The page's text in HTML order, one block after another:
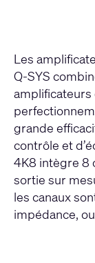
Les
Q-SYS
amplificateurs
grande
contrôle et
4K8 intègre 8
sortie sur
les canaux
impédance,